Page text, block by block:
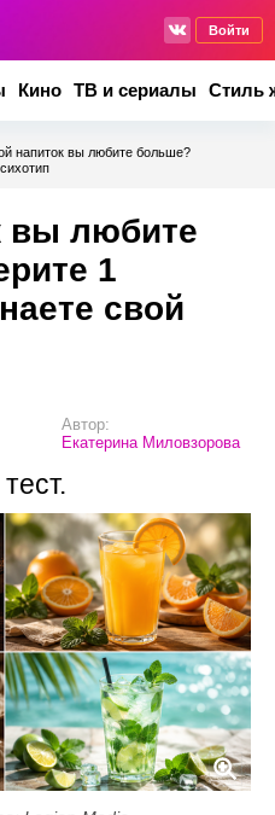
Войти
Кино ТВ и сериалы Стиль
напиток вы любите больше?
вы любите
1
свой
Автор:
Екатерина Миловзорова